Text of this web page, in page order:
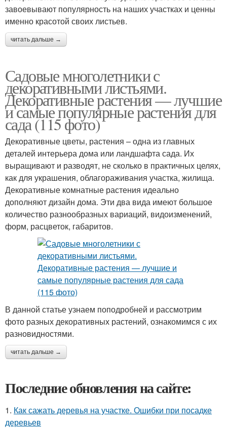
завоевывают популярность на наших участках и ценны
именно красотой своих листьев.
читать дальше →
Садовые многолетники с
декоративными листьями.
Декоративные растения — лучшие
и самые популярные растения для
сада (115 фото)
Декоративные цветы, растения – одна из главных
деталей интерьера дома или ландшафта сада. Их
выращивают и разводят, не сколько в практичных целях,
как для украшения, облагораживания участка, жилища.
Декоративные комнатные растения идеально
дополняют дизайн дома. Эти два вида имеют большое
количество разнообразных вариаций, видоизменений,
форм, расцветок, габаритов.
В данной статье узнаем поподробней и рассмотрим
фото разных декоративных растений, ознакомимся с их
разновидностями.
читать дальше →
Последние обновления на сайте:
1. Как сажать деревья на участке. Ошибки при посадке
деревьев